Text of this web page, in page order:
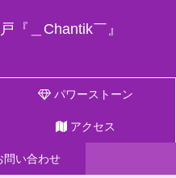
『＿Chantik￣』
パワーストーン
アクセス
問い合わせ